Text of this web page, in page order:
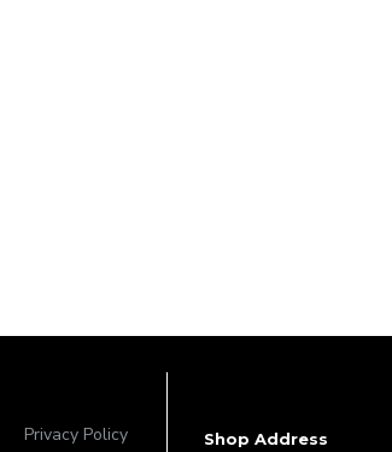
Privacy Policy Shop Address